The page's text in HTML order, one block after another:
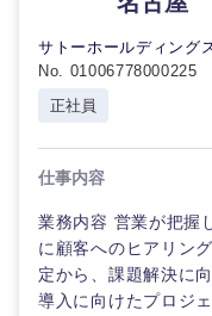
サトーホールディング
No. 01006778000225
正社員
仕事内容
業務内容 営業が把握
に顧客へのヒアリン
定から、課題解決に
導入に向けたプロジ